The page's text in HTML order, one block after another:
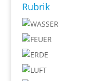
Rubrik